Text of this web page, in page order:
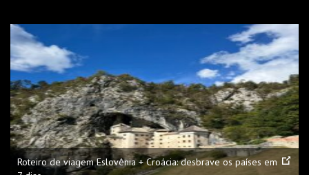
Roteiro de viagem Eslovênia + Croácia: desbrave os países em